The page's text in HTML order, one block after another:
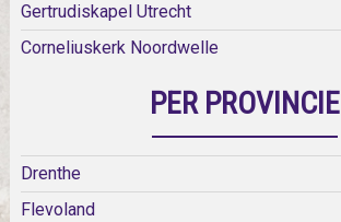
Gertrudiskapel Utrecht
Corneliuskerk Noordwelle
PER PROVINCIE
Drenthe
Flevoland